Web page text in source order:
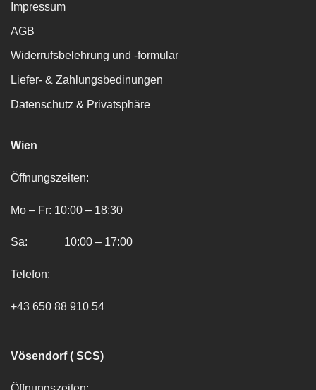
Impressum
AGB
Widerrufsbelehrung und -formular
Liefer- & Zahlungsbedinungen
Datenschutz & Privatsphäre
Wien
Öffnungszeiten:
Mo – Fr: 10:00 – 18:30
Sa: 10:00 – 17:00
Telefon:
+43 650 88 910 54
Vösendorf ( SCS)